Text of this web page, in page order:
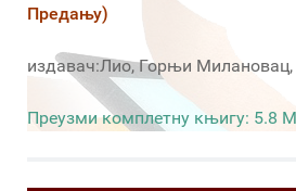
Предању)
издавач:Лио, Горњи Милановац,
Преузми комплетну књигу: 5.8